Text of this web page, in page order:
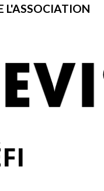
L'ASSOCIATION